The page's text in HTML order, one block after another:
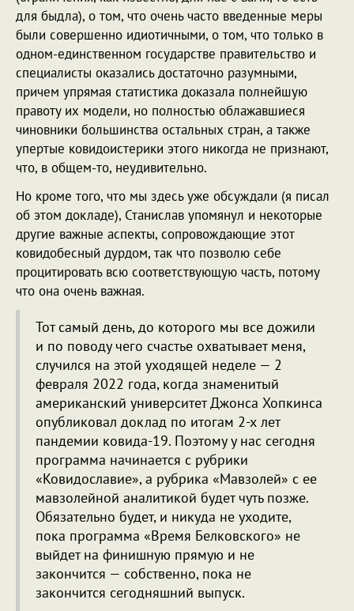
для быдла), о том, что очень часто введенные меры
были совершенно идиотичными, о том, что только в
одном-единственном государстве правительство и
специалисты оказались достаточно разумными,
причем упрямая статистика доказала полнейшую
правоту их модели, но полностью облажавшиеся
чиновники большинства остальных стран, а также
упертые ковидоистерики этого никогда не признают,
что, в общем-то, неудивительно.
Но кроме того, что мы здесь уже обсуждали (я писал
об этом докладе), Станислав упомянул и некоторые
другие важные аспекты, сопровождающие этот
ковидобесный дурдом, так что позволю себе
процитировать всю соответствующую часть, потому
что она очень важная.
Тот самый день, до которого мы все дожили
и по поводу чего счастье охватывает меня,
случился на этой уходящей неделе — 2
февраля 2022 года, когда знаменитый
американский университет Джонса Хопкинса
опубликовал доклад по итогам 2-х лет
пандемии ковида-19. Поэтому у нас сегодня
программа начинается с рубрики
«Ковидославие», а рубрика «Мавзолей» с ее
мавзолейной аналитикой будет чуть позже.
Обязательно будет, и никуда не уходите,
пока программа «Время Белковского» не
выйдет на финишную прямую и не
закончится — собственно, пока не
закончится сегодняшний выпуск.